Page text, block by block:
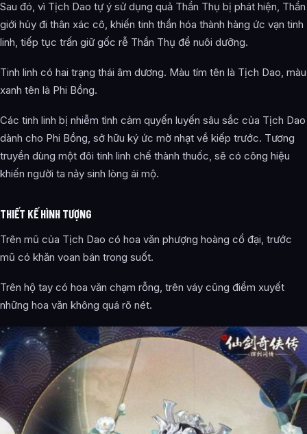
Sau đó, vì Tịch Dao tự ý sử dụng quả Thần Thụ bị phát hiện, Thần
giới hủy đi thân xác cô, khiến tinh thần hóa thành hàng ức vạn tinh
linh, tiếp tục trấn giữ gốc rễ Thần Thụ để nuôi dưỡng.
Tinh linh có hai trạng thái âm dương. Màu tím tên là Tịch Dao, màu
xanh tên là Phi Bồng.
Các tinh linh bị nhiễm tình cảm quyến luyến sâu sắc của Tịch Dao
dành cho Phi Bồng, sở hữu ký ức mờ nhạt về kiếp trước. Tương
truyền dùng một đôi tinh linh chế thành thuốc, sẽ có công hiệu
khiến người ta nảy sinh lòng ái mộ.
THIẾT KẾ HÌNH TƯỢNG
Trên mũ của Tịch Dao có hoa văn phượng hoàng cổ đại, trước
mũ có khăn voan bán trong suốt.
Trên hộ tay có hoa văn chạm rỗng, trên váy cũng điểm xuyết
những hoa văn không quá rõ nét.